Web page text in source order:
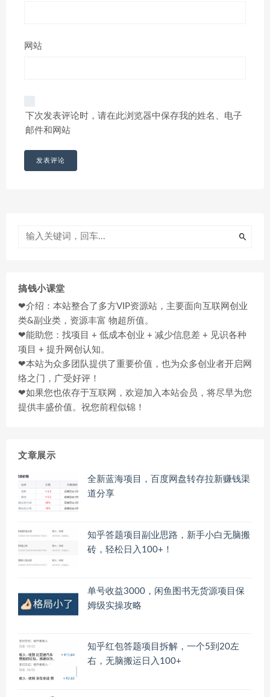
网站
下次发表评论时，请在此浏览器中保存我的姓名、电子
邮件和网站
搞钱小课堂
❤介绍：本站整合了多方VIP资源站，主要面向互联网创业
类&副业类，资源丰富 物超所值。
❤能助您：找项目 + 低成本创业 + 减少信息差 + 见识各种
项目 + 提升网创认知。
❤本站为众多团队提供了重要价值，也为众多创业者开启网
络之门，广受好评！
❤如果您也依存于互联网，欢迎加入本站会员，将尽早为您
提供丰盛价值。祝您前程似锦！
文章展示
全新蓝海项目，百度网盘转存拉新赚钱渠
道分享
知乎答题项目副业思路，新手小白无脑搬
砖，轻松日入100+！
单号收益3000，闲鱼图书无货源项目保
姆级实操攻略
知乎红包答题项目拆解，一个5到20左
右，无脑搬运日入100+